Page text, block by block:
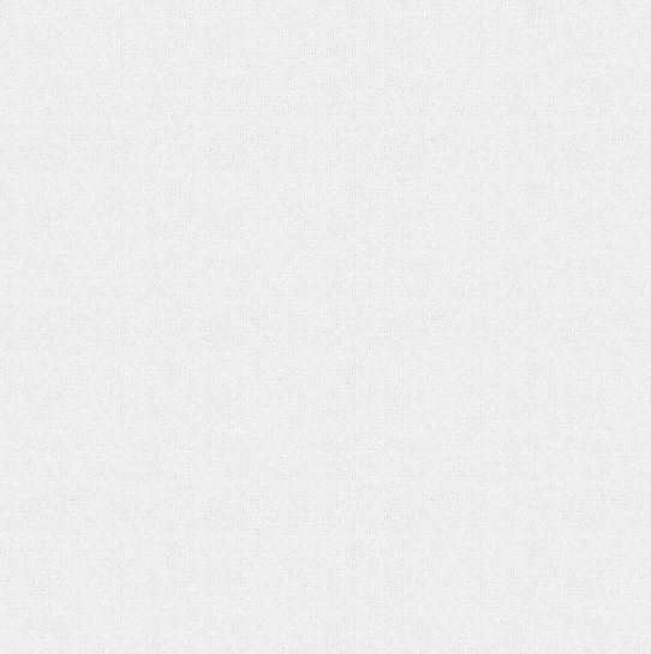
تحلیل بحران یمن در گفتوگو با منصور براتی
شماره دوم ماهنامه الکترونیکی فراتاب